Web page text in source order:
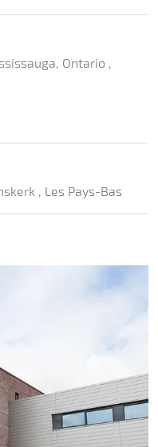
Ontario ,
, Les Pays-Bas